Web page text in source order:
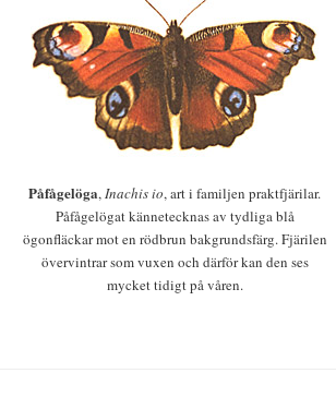
Påfågelöga,Inachis io, art i familjen praktfjärilar.
Påfågelögat kännetecknas av tydliga blå
ögonfläckar mot en rödbrun bakgrundsfärg. Fjärilen
övervintrar som vuxen och därför kan den ses
mycket tidigt på våren.